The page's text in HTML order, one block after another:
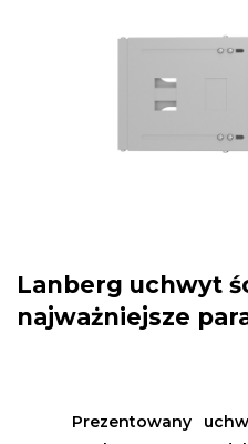
Lanberg uchwyt
najważniejsze
Prezentowany